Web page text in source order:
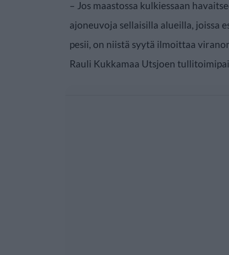
– Jos maastossa kulkiessaan
ajoneuvoja sellaisilla alueilla, joissa
pesii, on niistä syytä ilmoittaa
Rauli Kukkamaa Utsjoen